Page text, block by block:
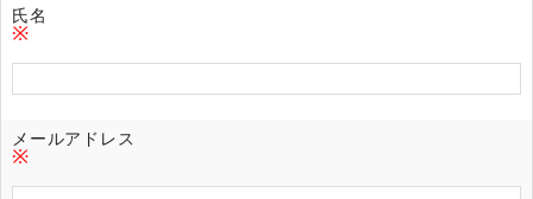
氏名
※
メールアドレス
※